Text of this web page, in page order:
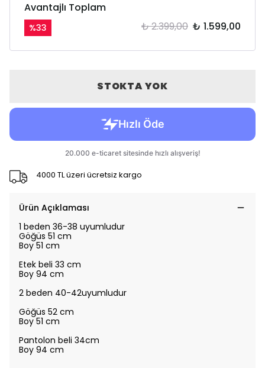
Avantajlı Toplam
%33 ₺ 2.399,00 ₺ 1.599,00
STOKTA YOK
4000 TL üzeri ücretsiz kargo
Ürün Açıklaması
1 beden 36-38 uyumludur
Göğüs 51 cm
Boy 51 cm
Etek beli 33 cm
Boy 94 cm
2 beden 40-42uyumludur
Göğüs 52 cm
Boy 51 cm
Pantolon beli 34cm
Boy 94 cm